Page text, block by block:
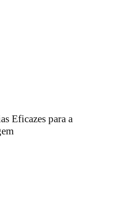
Eficazes para a